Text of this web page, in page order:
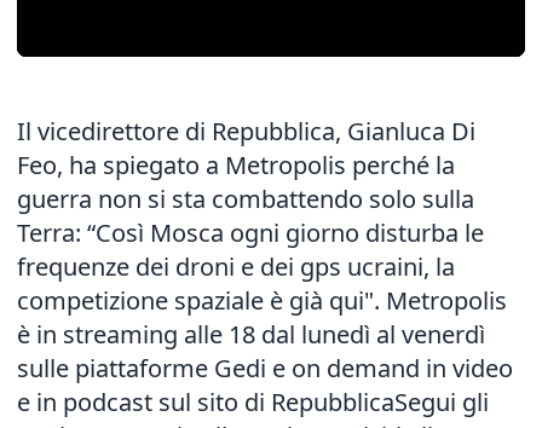
Il vicedirettore di Repubblica, Gianluca Di
Feo, ha spiegato a Metropolis perché la
guerra non si sta combattendo solo sulla
Terra: “Così Mosca ogni giorno disturba le
frequenze dei droni e dei gps ucraini, la
competizione spaziale è già qui". Metropolis
è in streaming alle 18 dal lunedì al venerdì
sulle piattaforme Gedi e on demand in video
e in podcast sul sito di RepubblicaSegui gli